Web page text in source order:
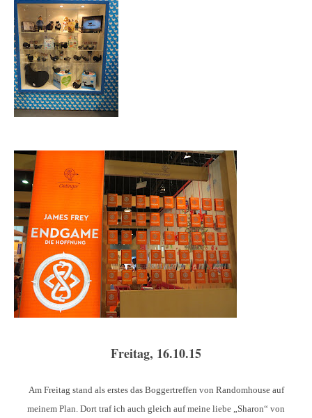
Freitag, 16.10.15
Am Freitag stand als erstes das Boggertreffen von Randomhouse auf
meinem Plan. Dort traf ich auch gleich auf meine liebe „Sharon“ von